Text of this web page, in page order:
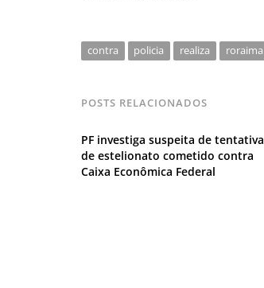
contra policia realiza roraima
POSTS RELACIONADOS
PF investiga suspeita de tentativa
de estelionato cometido contra
Caixa Econômica Federal